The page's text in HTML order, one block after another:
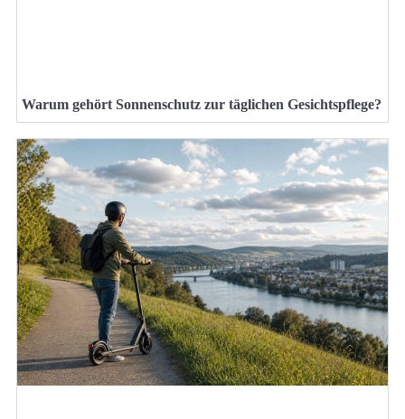
Warum gehört Sonnenschutz zur täglichen Gesichtspflege?